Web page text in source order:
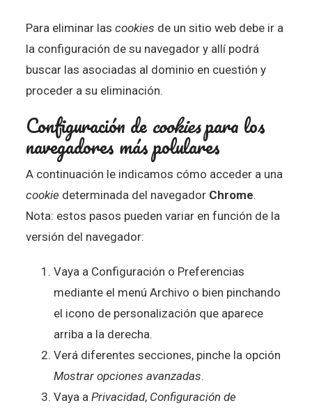
Para eliminar lascookies de un sitio web debe ir a
la configuración de su navegador y allí podrá
buscar las asociadas al dominio en cuestión y
proceder a su eliminación.
Configuración decookiespara los
navegadores más polulares
A continuación le indicamos cómo acceder a una
cookie determinada del navegador Chrome.
Nota: estos pasos pueden variar en función de la
versión del navegador:
Vaya a Configuración o Preferencias
mediante el menú Archivo o bien pinchando
el icono de personalización que aparece
arriba a la derecha.
Verá diferentes secciones, pinche la opción
Mostrar opciones avanzadas.
Vaya aPrivacidad, Configuración de